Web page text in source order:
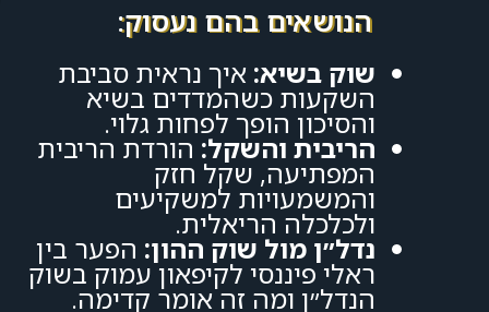
הנושאים בהם נעסוק:
שוק בשיא: איך נראית סביבת
השקעות כשהמדדים בשיא
והסיכון הופך לפחות גלוי.
הריבית והשקל: הורדת הריבית
המפתיעה, שקל חזק
והמשמעויות למשקיעים
ולכלכלה הריאלית.
נדל״ן מול שוק ההון: הפער בין
ראלי פיננסי לקיפאון עמוק בשוק
הנדל״ן ומה זה אומר קדימה.